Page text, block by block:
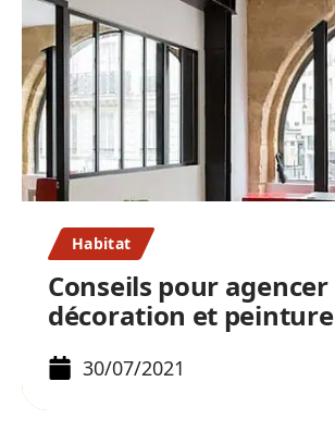
Habitat
Conseils pour agencer
décoration et peinture
30/07/2021